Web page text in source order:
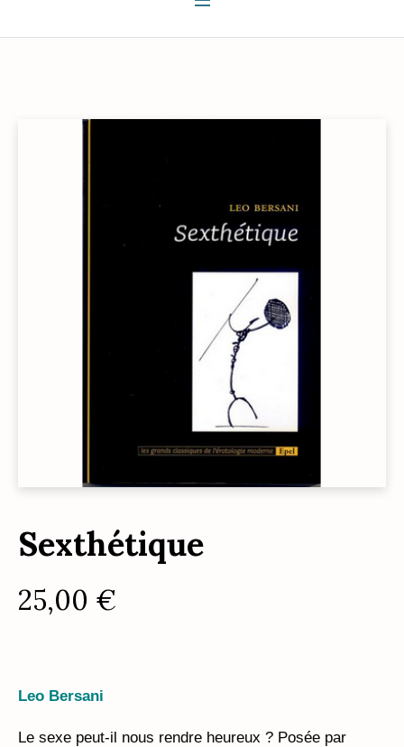
Sexthétique
25,00 €
Leo Bersani
Le sexe peut-il nous rendre heureux ? Posée par